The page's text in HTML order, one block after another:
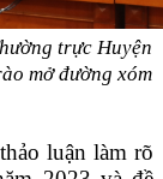
trực Huyện
mở đường xóm
luận làm rõ